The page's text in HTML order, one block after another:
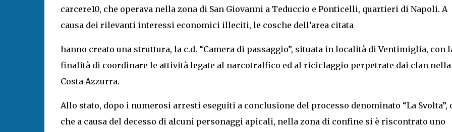
carcere10, che operava nella zona di San Giovanni a Teduccio e Ponticelli, quartieri di Napoli. A
causa dei rilevanti interessi economici illeciti, le cosche dell’area citata
hanno creato una struttura, la c.d. “Camera di passaggio”, situata in località di Ventimiglia, con
finalità di coordinare le attività legate al narcotraffico ed al riciclaggio perpetrate dai clan nella
Costa Azzurra.
Allo stato, dopo i numerosi arresti eseguiti a conclusione del processo denominato “La Svolta”,
che a causa del decesso di alcuni personaggi apicali, nella zona di confine si è riscontrato uno